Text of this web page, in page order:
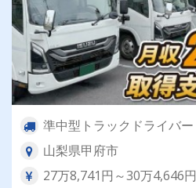
準中型トラックドライバー
山梨県甲府市
27万8,741円～30万4,646円